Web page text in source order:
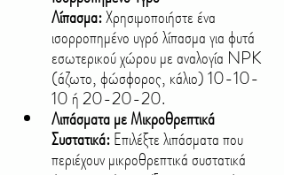
Λίπασμα: Χρησιμοποιήστε ένα
ισορροπημένο υγρό λίπασμα για φυτά
εσωτερικού χώρου με αναλογία NPK
(άζωτο, φώσφορος, κάλιο) 10-10-
10 ή 20-20-20.
Λιπάσματα με Μικροθρεπτικά
Συστατικά: Επιλέξτε λιπάσματα που
περιέχουν μικροθρεπτικά συστατικά